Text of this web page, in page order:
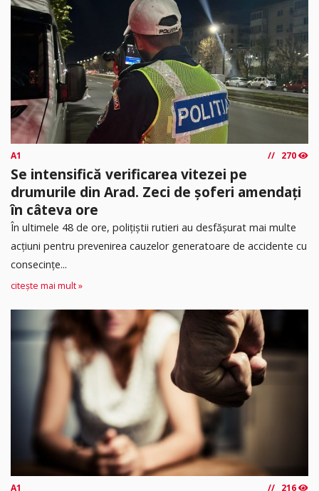
A1 270
Se intensifică verificarea vitezei pe
drumurile din Arad. Zeci de șoferi amendați
în câteva ore
În ultimele 48 de ore, polițiștii rutieri au desfășurat mai multe
acțiuni pentru prevenirea cauzelor generatoare de accidente cu
consecințe...
citește mai mult »
A1 216